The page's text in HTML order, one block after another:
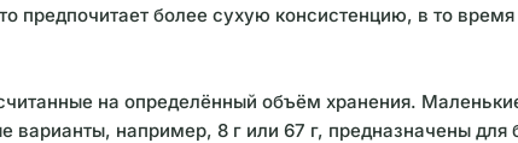
предпочитает более сухую консистенцию, в то время
на определённый объём хранения.
варианты, например, 8 г или 67 г, предназначены для